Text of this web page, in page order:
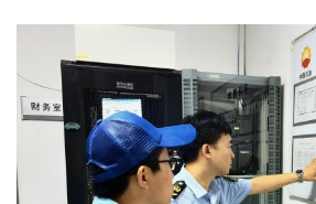
宣传思想文化人才
专题
资料库